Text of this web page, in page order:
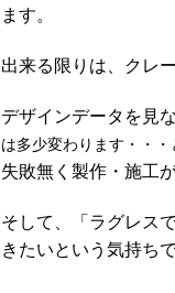
ます。
出来る限りは、クレ
デザインデータを見
は多少変わります ・・
失敗無く製作・施工
そして、「ラグレス
きたいという気持ち